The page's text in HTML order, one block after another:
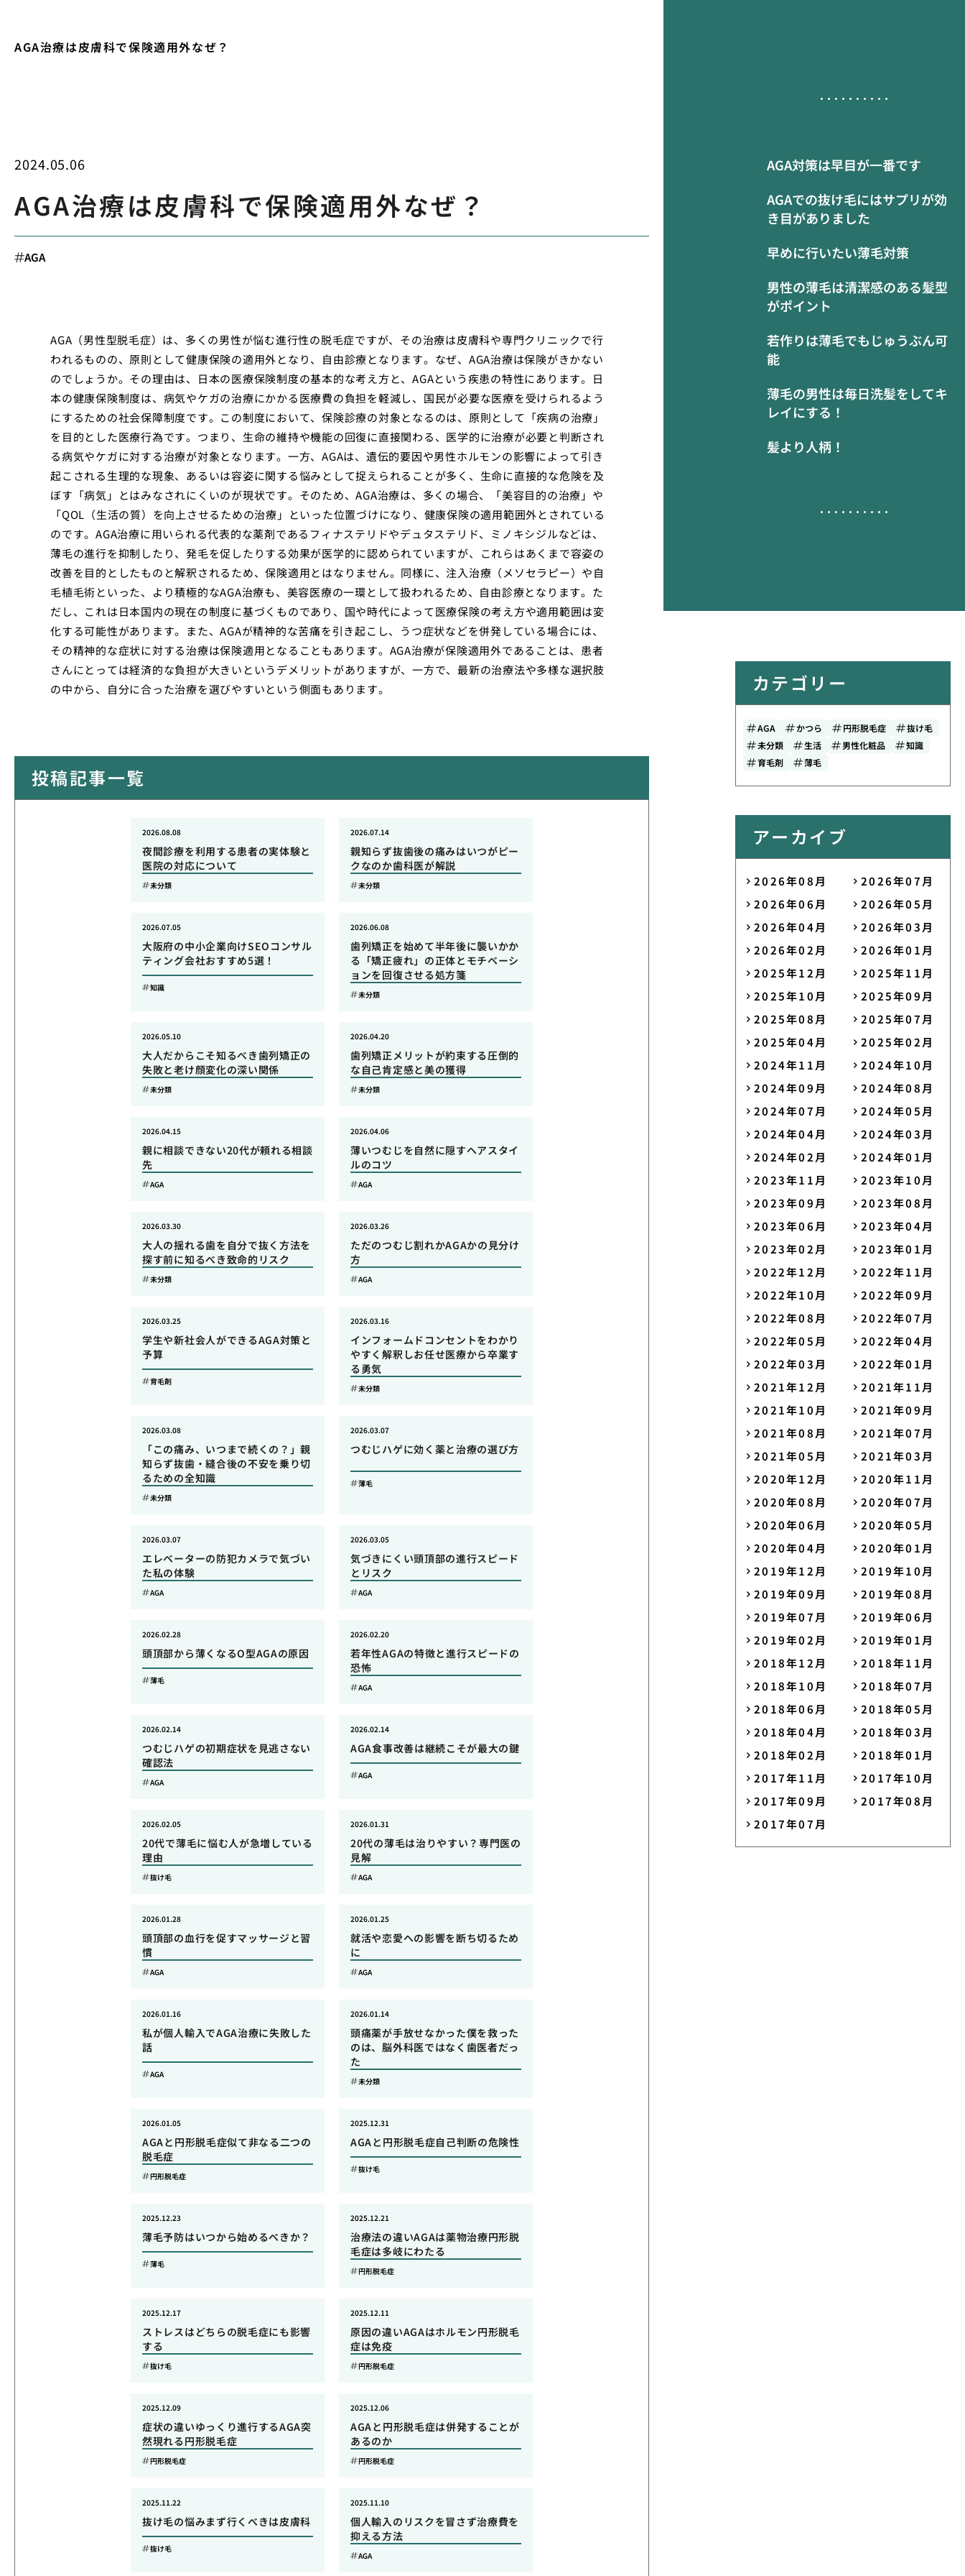
AGA治療は皮膚科で保険適用外なぜ？
AGA対策は早目が一番です
AGAでの抜け毛にはサプリが効
き目がありました
早めに行いたい薄毛対策
男性の薄毛は清潔感のある髪型
がポイント
若作りは薄毛でもじゅうぶん可
能
薄毛の男性は毎日洗髪をしてキ
レイにする！
髪より人柄！
2024.05.06
AGA治療は皮膚科で保険適用外なぜ？
AGA
AGA（男性型脱毛症）は、多くの男性が悩む進行性の脱毛症ですが、その治療は皮膚科や専門クリニックで行
われるものの、原則として健康保険の適用外となり、自由診療となります。なぜ、AGA治療は保険がきかない
のでしょうか。その理由は、日本の医療保険制度の基本的な考え方と、AGAという疾患の特性にあります。日
本の健康保険制度は、病気やケガの治療にかかる医療費の負担を軽減し、国民が必要な医療を受けられるよう
にするための社会保障制度です。この制度において、保険診療の対象となるのは、原則として「疾病の治療」
を目的とした医療行為です。つまり、生命の維持や機能の回復に直接関わる、医学的に治療が必要と判断され
る病気やケガに対する治療が対象となります。一方、AGAは、遺伝的要因や男性ホルモンの影響によって引き
起こされる生理的な現象、あるいは容姿に関する悩みとして捉えられることが多く、生命に直接的な危険を及
ぼす「病気」とはみなされにくいのが現状です。そのため、AGA治療は、多くの場合、「美容目的の治療」や
「QOL（生活の質）を向上させるための治療」といった位置づけになり、健康保険の適用範囲外とされている
のです。AGA治療に用いられる代表的な薬剤であるフィナステリドやデュタステリド、ミノキシジルなどは、
薄毛の進行を抑制したり、発毛を促したりする効果が医学的に認められていますが、これらはあくまで容姿の
改善を目的としたものと解釈されるため、保険適用とはなりません。同様に、注入治療（メソセラピー）や自
毛植毛術といった、より積極的なAGA治療も、美容医療の一環として扱われるため、自由診療となります。た
だし、これは日本国内の現在の制度に基づくものであり、国や時代によって医療保険の考え方や適用範囲は変
化する可能性があります。また、AGAが精神的な苦痛を引き起こし、うつ症状などを併発している場合には、
その精神的な症状に対する治療は保険適用となることもあります。AGA治療が保険適用外であることは、患者
さんにとっては経済的な負担が大きいというデメリットがありますが、一方で、最新の治療法や多様な選択肢
の中から、自分に合った治療を選びやすいという側面もあります。
投稿記事一覧
夜間診療を利用する患者の実体験と
医院の対応について
2026.08.08
未分類
親知らず抜歯後の痛みはいつがピー
クなのか歯科医が解説
2026.07.14
未分類
大阪府の中小企業向けSEOコンサル
ティング会社おすすめ5選！
2026.07.05
知識
歯列矯正を始めて半年後に襲いかか
る「矯正疲れ」の正体とモチベーシ
ョンを回復させる処方箋
2026.06.08
未分類
大人だからこそ知るべき歯列矯正の
失敗と老け顔変化の深い関係
2026.05.10
未分類
歯列矯正メリットが約束する圧倒的
な自己肯定感と美の獲得
2026.04.20
未分類
親に相談できない20代が頼れる相談
先
2026.04.15
AGA
薄いつむじを自然に隠すヘアスタイ
ルのコツ
2026.04.06
AGA
大人の揺れる歯を自分で抜く方法を
探す前に知るべき致命的リスク
2026.03.30
未分類
ただのつむじ割れかAGAかの見分け
方
2026.03.26
AGA
学生や新社会人ができるAGA対策と
予算
2026.03.25
育毛剤
インフォームドコンセントをわかり
やすく解釈しお任せ医療から卒業す
る勇気
2026.03.16
未分類
「この痛み、いつまで続くの？」親
知らず抜歯・縫合後の不安を乗り切
るための全知識
2026.03.08
未分類
つむじハゲに効く薬と治療の選び方
2026.03.07
薄毛
エレベーターの防犯カメラで気づい
た私の体験
2026.03.07
AGA
気づきにくい頭頂部の進行スピード
とリスク
2026.03.05
AGA
頭頂部から薄くなるO型AGAの原因
2026.02.28
薄毛
若年性AGAの特徴と進行スピードの
恐怖
2026.02.20
AGA
つむじハゲの初期症状を見逃さない
確認法
2026.02.14
AGA
AGA食事改善は継続こそが最大の鍵
2026.02.14
AGA
20代で薄毛に悩む人が急増している
理由
2026.02.05
抜け毛
20代の薄毛は治りやすい？専門医の
見解
2026.01.31
AGA
頭頂部の血行を促すマッサージと習
慣
2026.01.28
AGA
就活や恋愛への影響を断ち切るため
に
2026.01.25
AGA
私が個人輸入でAGA治療に失敗した
話
2026.01.16
AGA
頭痛薬が手放せなかった僕を救った
のは、脳外科医ではなく歯医者だっ
た
2026.01.14
未分類
AGAと円形脱毛症似て非なる二つの
脱毛症
2026.01.05
円形脱毛症
AGAと円形脱毛症自己判断の危険性
2025.12.31
抜け毛
薄毛予防はいつから始めるべきか？
2025.12.23
薄毛
治療法の違いAGAは薬物治療円形脱
毛症は多岐にわたる
2025.12.21
円形脱毛症
ストレスはどちらの脱毛症にも影響
する
2025.12.17
抜け毛
原因の違いAGAはホルモン円形脱毛
症は免疫
2025.12.11
円形脱毛症
症状の違いゆっくり進行するAGA突
然現れる円形脱毛症
2025.12.09
円形脱毛症
AGAと円形脱毛症は併発することが
あるのか
2025.12.06
円形脱毛症
抜け毛の悩みまず行くべきは皮膚科
2025.11.22
抜け毛
個人輸入のリスクを冒さず治療費を
抑える方法
2025.11.10
AGA
カテゴリー
AGA かつら 円形脱毛症
抜け毛
未分類
生活 男性化粧品
知識
育毛剤
薄毛
アーカイブ
2026年08月
2026年07月
2026年06月
2026年05月
2026年04月
2026年03月
2026年02月
2026年01月
2025年12月
2025年11月
2025年10月
2025年09月
2025年08月
2025年07月
2025年04月
2025年02月
2024年11月
2024年10月
2024年09月
2024年08月
2024年07月
2024年05月
2024年04月
2024年03月
2024年02月
2024年01月
2023年11月
2023年10月
2023年09月
2023年08月
2023年06月
2023年04月
2023年02月
2023年01月
2022年12月
2022年11月
2022年10月
2022年09月
2022年08月
2022年07月
2022年05月
2022年04月
2022年03月
2022年01月
2021年12月
2021年11月
2021年10月
2021年09月
2021年08月
2021年07月
2021年05月
2021年03月
2020年12月
2020年11月
2020年08月
2020年07月
2020年06月
2020年05月
2020年04月
2020年01月
2019年12月
2019年10月
2019年09月
2019年08月
2019年07月
2019年06月
2019年02月
2019年01月
2018年12月
2018年11月
2018年10月
2018年07月
2018年06月
2018年05月
2018年04月
2018年03月
2018年02月
2018年01月
2017年11月
2017年10月
2017年09月
2017年08月
2017年07月